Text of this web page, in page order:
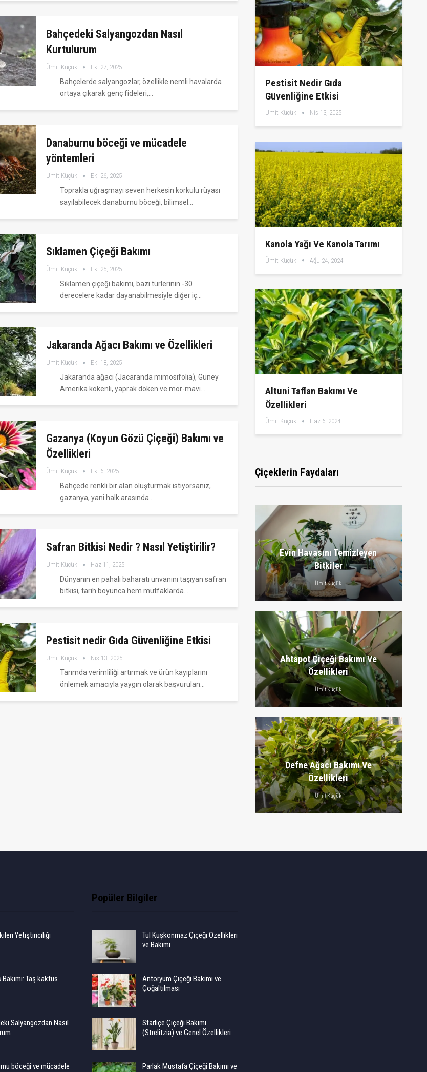
Bahçedeki Salyangozdan Nasıl
Kurtulurum
Ümit Küçük Eki 27, 2025
Bahçelerde salyangozlar, özellikle nemli havalarda
ortaya çıkarak genç fideleri,…
Danaburnu böceği ve mücadele
yöntemleri
Ümit Küçük Eki 26, 2025
Toprakla uğraşmayı seven herkesin korkulu rüyası
sayılabilecek danaburnu böceği, bilimsel…
Sıklamen Çiçeği Bakımı
Ümit Küçük Eki 25, 2025
Sıklamen çiçeği bakımı, bazı türlerinin -30
derecelere kadar dayanabilmesiyle diğer iç…
Jakaranda Ağacı Bakımı ve Özellikleri
Ümit Küçük Eki 18, 2025
Jakaranda ağacı (Jacaranda mimosifolia), Güney
Amerika kökenli, yaprak döken ve mor-mavi…
Gazanya (Koyun Gözü Çiçeği) Bakımı ve
Özellikleri
Ümit Küçük Eki 6, 2025
Bahçede renkli bir alan oluşturmak istiyorsanız,
gazanya, yani halk arasında…
Safran Bitkisi Nedir ? Nasıl Yetiştirilir?
Ümit Küçük Haz 11, 2025
Dünyanın en pahalı baharatı unvanını taşıyan safran
bitkisi, tarih boyunca hem mutfaklarda…
Pestisit nedir Gıda Güvenliğine Etkisi
Ümit Küçük Nis 13, 2025
Tarımda verimliliği artırmak ve ürün kayıplarını
önlemek amacıyla yaygın olarak başvurulan…
Pestisit Nedir Gıda
Güvenliğine Etkisi
Ümit Küçük Nis 13, 2025
Kanola Yağı Ve Kanola Tarımı
Ümit Küçük Ağu 24, 2024
Altuni Taflan Bakımı Ve
Özellikleri
Ümit Küçük Haz 6, 2024
Çiçeklerin Faydaları
Evin Havasını Temizleyen
Bitkiler
Ümit Küçük
Ahtapot Çiçeği Bakımı Ve
Özellikleri
Ümit Küçük
Defne Ağacı Bakımı Ve
Özellikleri
Ümit Küçük
Yetiştiriciliği
Taş kaktüs
Salyangozdan Nasıl
böceği ve mücadele
Popüler Bilgiler
Tül Kuşkonmaz Çiçeği Özellikleri
ve Bakımı
Antoryum Çiçeği Bakımı ve
Çoğaltılması
Starliçe Çiçeği Bakımı
(Strelitzia) ve Genel Özellikleri
Parlak Mustafa Çiçeği Bakımı ve